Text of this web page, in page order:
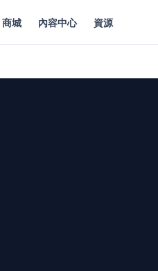
商城 內容中心 資源